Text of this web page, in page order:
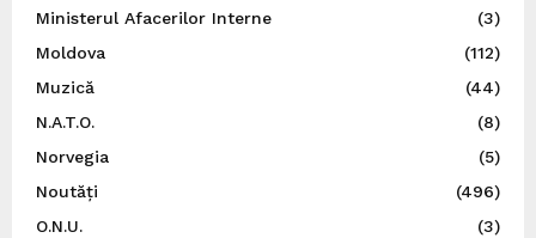
Ministerul Afacerilor Interne
(3)
Moldova
(112)
Muzică
(44)
N.A.T.O.
(8)
Norvegia
(5)
Noutăți
(496)
O.N.U.
(3)